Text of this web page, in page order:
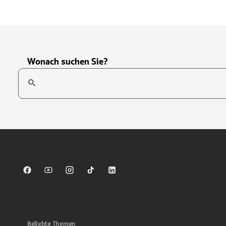
Wonach suchen Sie?
Suchfeld
Sparkasse auf Facebook
Sparkasse auf Youtube
Sparkasse auf Instagram
Sparkasse auf TikTok
Sparkasse auf LinkedIn
Beliebte Themen